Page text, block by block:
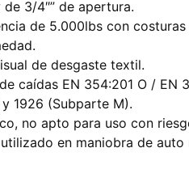
3/4″” de apertura.
de 5.000lbs con
de desgaste textil.
caídas EN 354:201 O / EN
1926 (Subparte M).
no apto para uso con
en maniobra de